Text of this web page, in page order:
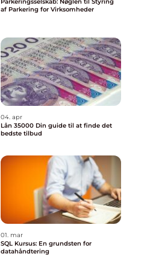
af Parkering for Virksomheder
04. apr
Lån 35000 Din guide til at finde det
bedste tilbud
01. mar
SQL Kursus: En grundsten for
datahåndtering